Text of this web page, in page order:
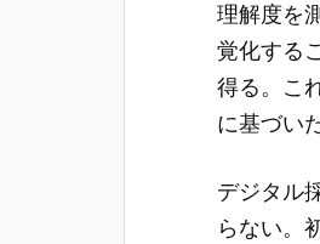
理解度を
覚化する
得る。こ
に基づい
デジタル
らない。